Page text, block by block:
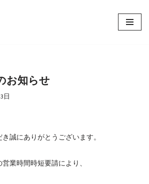
お知らせ
日
誠にありがとうございます。
業時間時短要請により、